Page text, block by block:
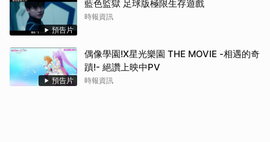
預告片
藍色監獄 足球版極限生存遊戲
時報資訊
預告片
偶像學園!X星光樂園 THE MOVIE -相遇的奇
蹟!- 絕讚上映中PV
時報資訊